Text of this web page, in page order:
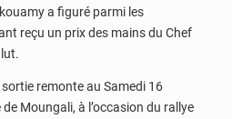
a figuré parmi les
reçu un prix des mains du Chef
remonte au Samedi 16
Moungali, à l’occasion du rallye